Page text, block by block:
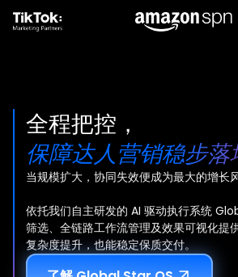
全程把控，
保障达人营销稳步落
当规模扩大，协同失效便成为最大的增长风
依托我们自主研发的 AI 驱动执行系统
筛选、全链路工作流管理及效果可视化提
复杂度提升，也能稳定保质交付。